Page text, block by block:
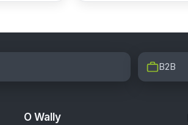
B2B
O Wally